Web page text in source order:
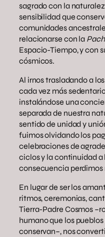
sagrado con la
sensibilidad que
comunidades
relacionarse con la
Espacio-Tiempo, y con
cósmicos.
Al irnos trasladando a
cada vez más
instalándose una
separada de nuestra
sentido de unidad y
fuimos olvidando los
celebraciones de
ciclos y la continuidad a
consecuencia
En lugar de ser los
ritmos, ceremonias,
Tierra-Padre Cosmos
humano que los
conservan–, nos